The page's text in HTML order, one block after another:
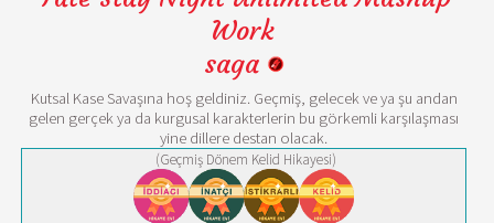
Work
saga
Kutsal Kase Savaşına hoş geldiniz. Geçmiş, gelecek ve ya şu andan
gelen gerçek ya da kurgusal karakterlerin bu görkemli karşılaşması
yine dillere destan olacak.
(Geçmiş Dönem Kelid Hikayesi)